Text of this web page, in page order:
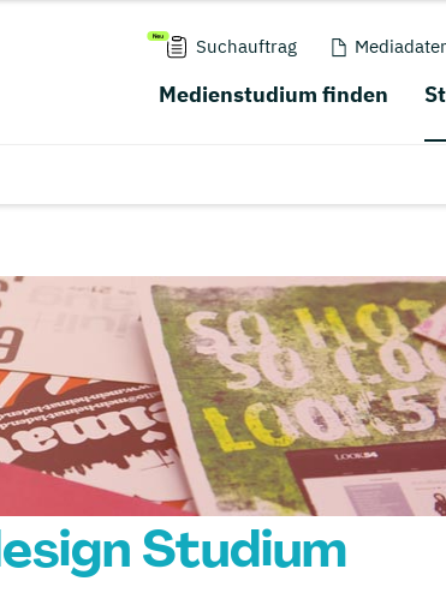
Suchauftrag
Medienstudium finden
Studium